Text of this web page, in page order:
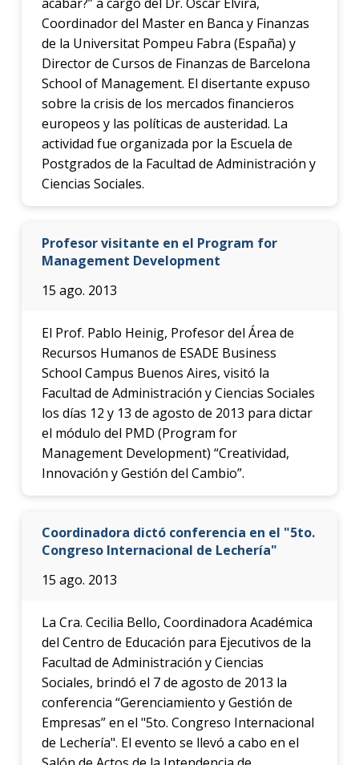
Coordinador del Master en Banca y Finanzas
de la Universitat Pompeu Fabra (España) y
Director de Cursos de Finanzas de Barcelona
School of Management. El disertante expuso
sobre la crisis de los mercados financieros
europeos y las políticas de austeridad. La
actividad fue organizada por la Escuela de
Postgrados de la Facultad de Administración y
Ciencias Sociales.
Profesor visitante en el Program for
Management Development
15 ago. 2013
El Prof. Pablo Heinig, Profesor del Área de
Recursos Humanos de ESADE Business
School Campus Buenos Aires, visitó la
Facultad de Administración y Ciencias Sociales
los días 12 y 13 de agosto de 2013 para dictar
el módulo del PMD (Program for
Management Development) “Creatividad,
Innovación y Gestión del Cambio”.
Coordinadora dictó conferencia en el "5to.
Congreso Internacional de Lechería"
15 ago. 2013
La Cra. Cecilia Bello, Coordinadora Académica
del Centro de Educación para Ejecutivos de la
Facultad de Administración y Ciencias
Sociales, brindó el 7 de agosto de 2013 la
conferencia “Gerenciamiento y Gestión de
Empresas” en el "5to. Congreso Internacional
de Lechería". El evento se llevó a cabo en el